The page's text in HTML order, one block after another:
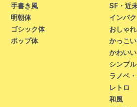
手書き風
明朝体
ゴシック体
ポップ体
SF・近
インパク
おしゃれ
かっこ
かわいい
シンプル
ラノベ
レトロ
和風